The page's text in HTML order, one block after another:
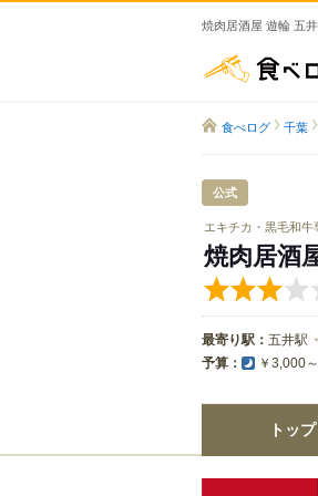
焼肉居酒屋 遊輪 五
食べログ 千葉
公式
エキチカ・黒毛和
焼肉居酒
最寄り駅： 五井駅
予算： ￥3,000
トップ